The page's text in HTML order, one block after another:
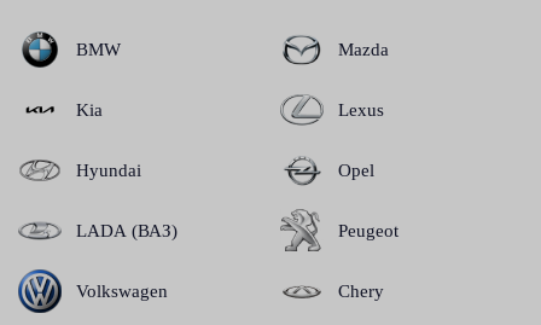
BMW
Kia
Hyundai
LADA (ВАЗ)
Volkswagen
Mazda
Lexus
Opel
Peugeot
Chery